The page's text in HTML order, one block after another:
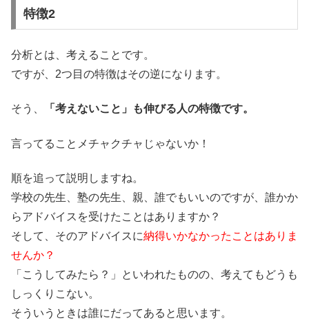
特徴2
分析とは、考えることです。
ですが、2つ目の特徴はその逆になります。
そう、 「考えないこと」も伸びる人の特徴です。
言ってることメチャクチャじゃないか！
順を追って説明しますね。
学校の先生、塾の先生、親、誰でもいいのですが、誰かか
らアドバイスを受けたことはありますか？
そして、そのアドバイスに納得いかなかったことはありま
せんか？
「こうしてみたら？」といわれたものの、考えてもどうも
しっくりこない。
そういうときは誰にだってあると思います。